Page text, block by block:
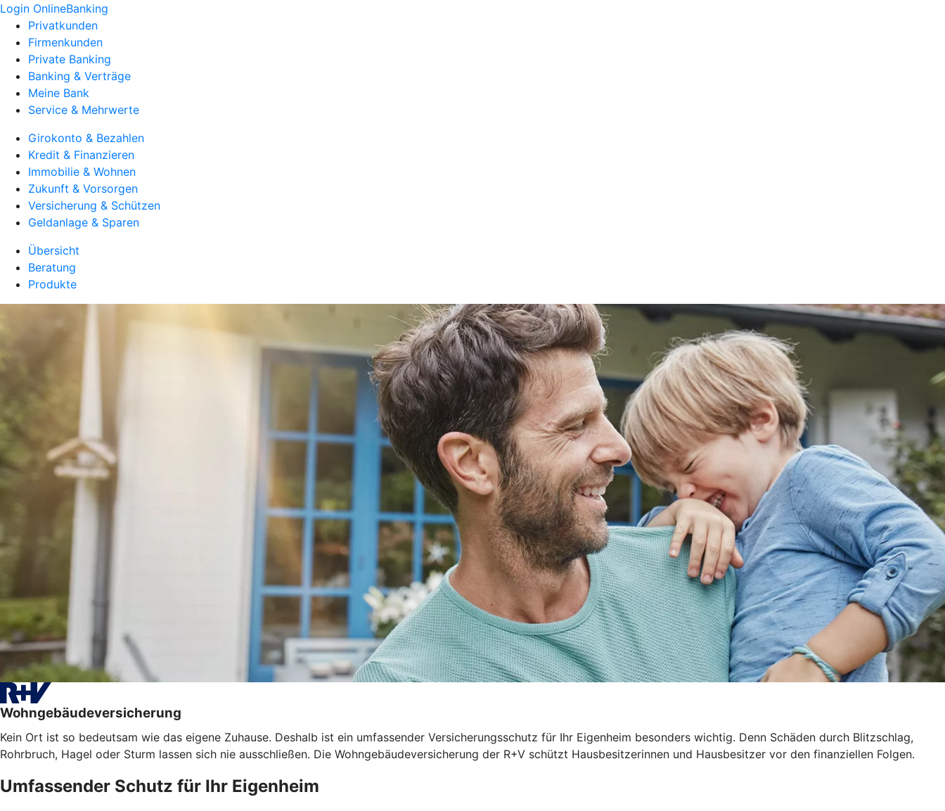
Login OnlineBanking
Privatkunden
Firmenkunden
Private Banking
Banking & Verträge
Meine Bank
Service & Mehrwerte
Girokonto & Bezahlen
Kredit & Finanzieren
Immobilie & Wohnen
Zukunft & Vorsorgen
Versicherung & Schützen
Geldanlage & Sparen
Übersicht
Beratung
Produkte
Wohngebäudeversicherung
Kein Ort ist so bedeutsam wie das eigene Zuhause. Deshalb ist ein umfassender Versicherungsschutz für Ihr Eigenheim besonders wichtig. Denn Schäden durch Blitzschlag,
Rohrbruch, Hagel oder Sturm lassen sich nie ausschließen. Die Wohngebäudeversicherung der R+V schützt Hausbesitzerinnen und Hausbesitzer vor den finanziellen Folgen.
Umfassender Schutz für Ihr Eigenheim